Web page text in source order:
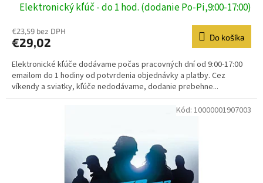
Elektronický kľúč - do 1 hod. (dodanie Po-Pi,9:00-17:00)
€23,59 bez DPH
€29,02 Do košíka
Elektronické kľúče dodávame počas pracovných dní od 9:00-17:00
emailom do 1 hodiny od potvrdenia objednávky a platby. Cez
víkendy a sviatky, kľúče nedodávame, dodanie prebehne...
Kód: 10000001907003